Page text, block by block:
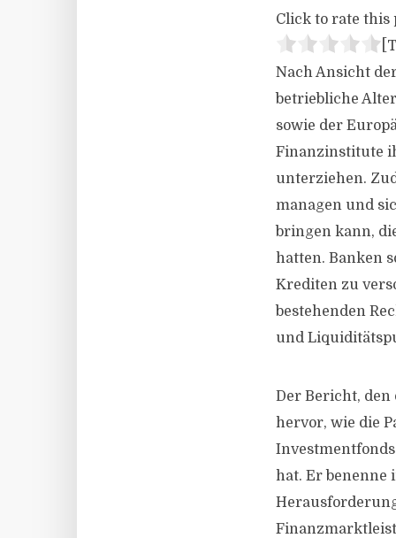
Click to rate this
Nach Ansicht
betriebliche
sowie der
Finanzinstitute
unterziehen.
managen und
bringen kann,
hatten. Banken
Krediten zu
bestehenden
und
Der Bericht, den
hervor, wie die
hat. Er benenne